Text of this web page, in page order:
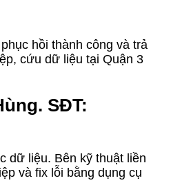
hồi thành công và trả
cứu dữ liệu tại Quận 3
SĐT:
dữ liệu. Bên kỹ thuật liền
và fix lỗi bằng dụng cụ